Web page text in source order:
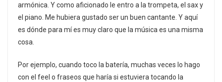
armónica. Y como aficionado le entro a la trompeta, el sax y
el piano. Me hubiera gustado ser un buen cantante. Y aquí
es dónde para mí es muy claro que la música es una misma
cosa.
Por ejemplo, cuando toco la batería, muchas veces lo hago
con el feel o fraseos que haría si estuviera tocando la